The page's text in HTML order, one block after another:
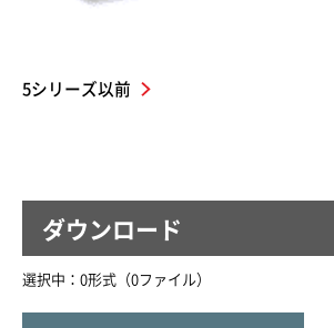
5シリーズ以前
ダウンロード
選択中： 0形式（0ファイル）